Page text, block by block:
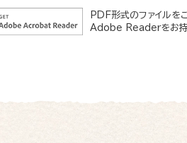
PDF形式のファイル
Adobe Readerをお持ち